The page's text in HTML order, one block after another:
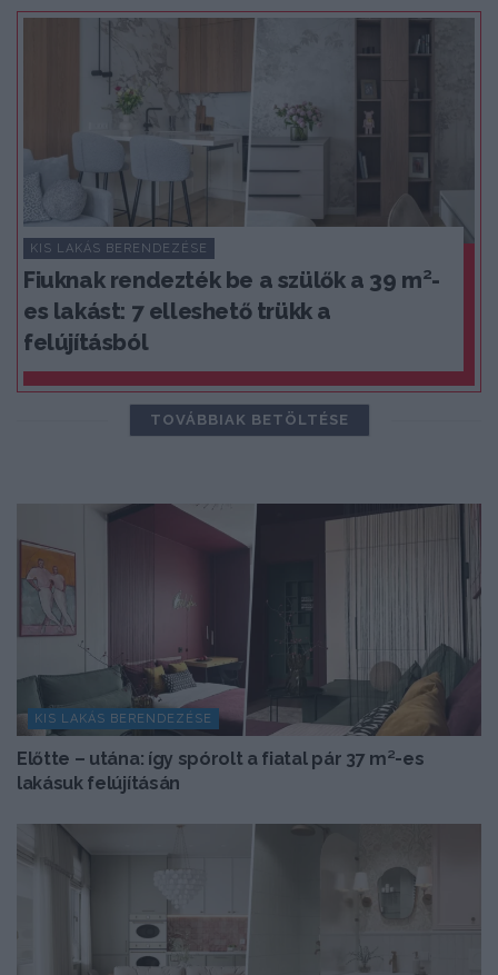
KIS LAKÁS BERENDEZÉSE
Fiuknak rendezték be a szülők a 39 m²-
es lakást: 7 elleshető trükk a
felújításból
TOVÁBBIAK BETÖLTÉSE
KIS LAKÁS BERENDEZÉSE
Előtte – utána: így spórolt a fiatal pár 37 m²-es
lakásuk felújításán